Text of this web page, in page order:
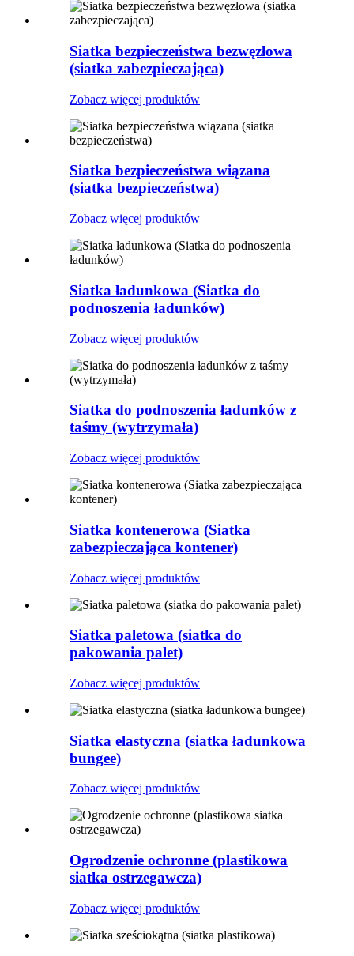
Siatka bezpieczeństwa bezwęzłowa
(siatka zabezpieczająca)
Zobacz więcej produktów
Siatka bezpieczeństwa wiązana
(siatka bezpieczeństwa)
Zobacz więcej produktów
Siatka ładunkowa (Siatka do
podnoszenia ładunków)
Zobacz więcej produktów
Siatka do podnoszenia ładunków z
taśmy (wytrzymała)
Zobacz więcej produktów
Siatka kontenerowa (Siatka
zabezpieczająca kontener)
Zobacz więcej produktów
Siatka paletowa (siatka do
pakowania palet)
Zobacz więcej produktów
Siatka elastyczna (siatka ładunkowa
bungee)
Zobacz więcej produktów
Ogrodzenie ochronne (plastikowa
siatka ostrzegawcza)
Zobacz więcej produktów